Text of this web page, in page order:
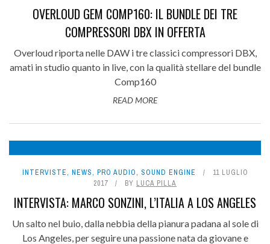
OVERLOUD GEM COMP160: IL BUNDLE DEI TRE
COMPRESSORI DBX IN OFFERTA
Overloud riporta nelle DAW i tre classici compressori DBX,
amati in studio quanto in live, con la qualità stellare del bundle
Comp160
READ MORE
INTERVISTE, NEWS, PRO AUDIO, SOUND ENGINE
11 LUGLIO
2017
BY LUCA PILLA
INTERVISTA: MARCO SONZINI, L’ITALIA A LOS ANGELES
Un salto nel buio, dalla nebbia della pianura padana al sole di
Los Angeles, per seguire una passione nata da giovane e